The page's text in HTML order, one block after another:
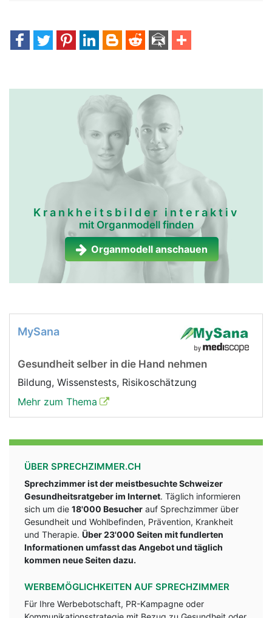
Krankheitsbilder interaktiv
mit Organmodell finden
Organmodell anschauen
MySana
Gesundheit selber in die Hand nehmen
Bildung, Wissenstests, Risikoschätzung
Mehr zum Thema
ÜBER SPRECHZIMMER.CH
Sprechzimmer ist der meistbesuchte Schweizer
Gesundheitsratgeber im Internet. Täglich informieren
sich um die 18'000 Besucher auf Sprechzimmer über
Gesundheit und Wohlbefinden, Prävention, Krankheit
und Therapie. Über 23'000 Seiten mit fundlerten
Informationen umfasst das Angebot und täglich
kommen neue Seiten dazu.
WERBEMÖGLICHKEITEN AUF SPRECHZIMMER
Für Ihre Werbebotschaft, PR-Kampagne oder